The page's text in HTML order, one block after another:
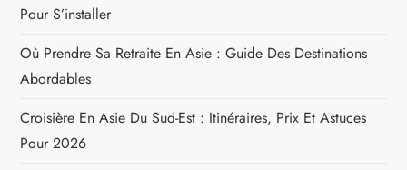
Pour S’installer
Où Prendre Sa Retraite En Asie : Guide Des Destinations
Abordables
Croisière En Asie Du Sud-Est : Itinéraires, Prix Et Astuces
Pour 2026